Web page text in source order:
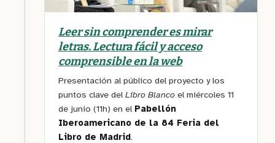
Leer sin comprender es mirar
letras. Lectura fácil y acceso
comprensible en la web
Presentación al público del proyecto y los
puntos clave del Libro Blanco el miércoles 11
de junio (11h) en el Pabellón
Iberoamericano de la 84 Feria del
Libro de Madrid.